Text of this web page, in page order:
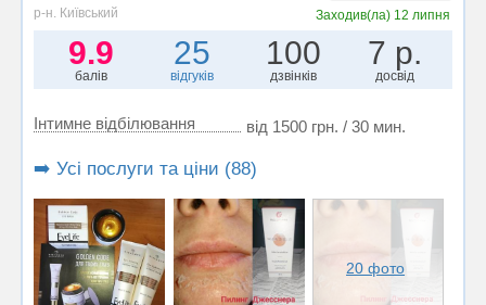
р-н. Київський
Заходив(ла) 12 липня
9.9
балів
25
відгуків
100
дзвінків
7 р.
досвід
Інтимне відбілювання від 1500 грн. / 30 мин.
➡️ Усі послуги та ціни (88)
20 фото